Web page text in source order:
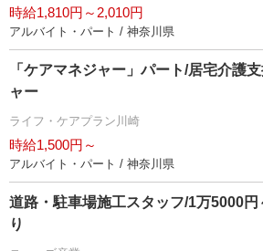
時給1,810円～2,010円
アルバイト・パート / 神奈川県
「ケアマネジャー」パート/居宅介護
ャー
ライフ・ケアプラン川崎
時給1,500円～
アルバイト・パート / 神奈川県
道路・駐車場施工スタッフ/1万5000
り